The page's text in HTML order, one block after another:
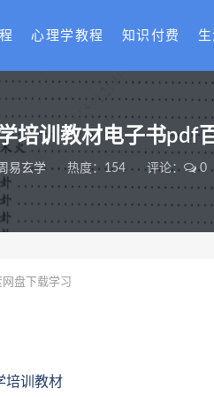
心理学教程 知识付费
培训教材电子书pdf
易玄学 热度：154 评论： 0
盘下载学习
培训教材